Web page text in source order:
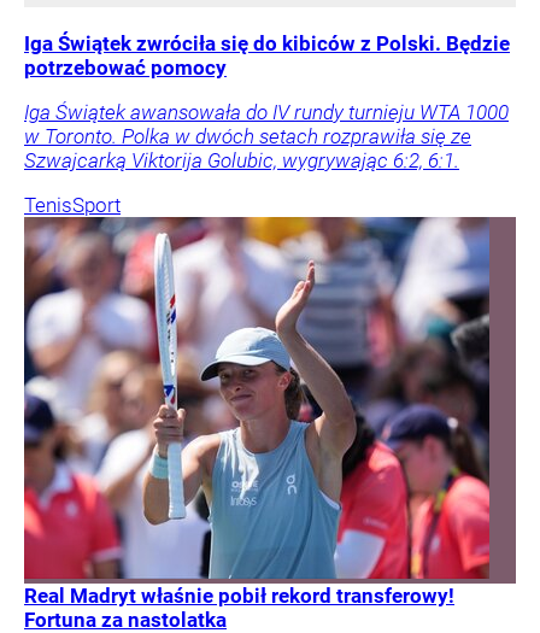
Iga Świątek zwróciła się do kibiców z Polski. Będzie
potrzebować pomocy
Iga Świątek awansowała do IV rundy turnieju WTA 1000
w Toronto. Polka w dwóch setach rozprawiła się ze
Szwajcarką Viktorija Golubic, wygrywając 6:2, 6:1.
TenisSport
Real Madryt właśnie pobił rekord transferowy!
Fortuna za nastolatka